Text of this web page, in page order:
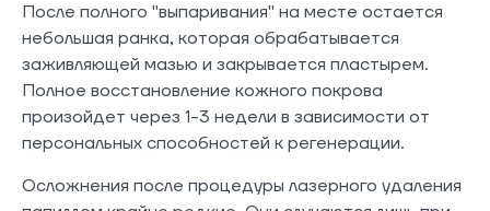
После полного "выпаривания" на месте остается
небольшая ранка, которая обрабатывается
заживляющей мазью и закрывается пластырем.
Полное восстановление кожного покрова
произойдет через 1-3 недели в зависимости от
персональных способностей к регенерации.
Осложнения после процедуры лазерного удаления